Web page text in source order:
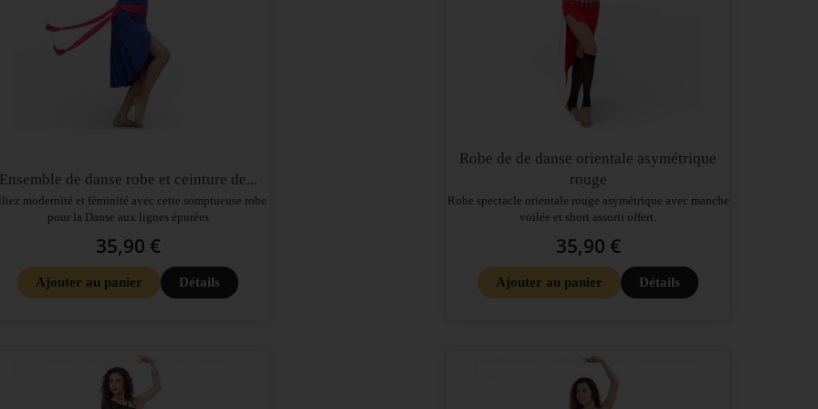
de danse robe et ceinture de...
modernité et féminité avec cette somptueuse robe
pour la Danse aux lignes épurées
35,90 €
Ajouter au panier Détails
Robe de de danse orientale asymétrique
rouge
Robe spectacle orientale rouge asymétrique avec manche
voilée et short assorti offert.
35,90 €
Ajouter au panier Détails